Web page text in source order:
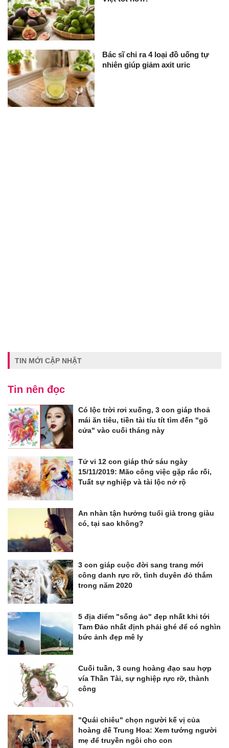
Bác sĩ chỉ ra 4 loại đồ uống tự
nhiên giúp giảm axit uric
TIN MỚI CẬP NHẬT
Tin nên đọc
Có lộc trời rơi xuống, 3 con giáp thoả
mái ăn tiêu, tiền tài tíu tít tìm đến "gõ
cửa" vào cuối tháng này
Tử vi 12 con giáp thứ sáu ngày
15/11/2019: Mão công việc gặp rắc rối,
Tuất sự nghiệp và tài lộc nở rộ
An nhàn tận hưởng tuổi già trong giàu
có, tại sao không?
3 con giáp cuộc đời sang trang mới
công danh rực rỡ, tình duyên đỏ thắm
trong năm 2020
5 địa điểm "sống ảo" đẹp nhất khi tới
Tam Đảo nhất định phải ghé để có nghìn
bức ảnh đẹp mê ly
Cuối tuần, 3 cung hoàng đạo sau hợp
vía Thần Tài, sự nghiệp rực rỡ, thành
công
"Quái chiêu" chọn người kế vị của
hoàng đế Trung Hoa: Xem tướng người
mẹ để truyền ngôi cho con